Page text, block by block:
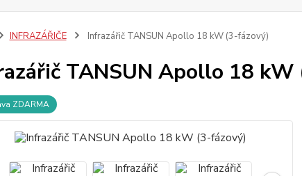
INFRAZÁŘIČE Infrazářič TANSUN Apollo 18 kW (3-fázový)
TANSUN Apollo 18
ZDARMA